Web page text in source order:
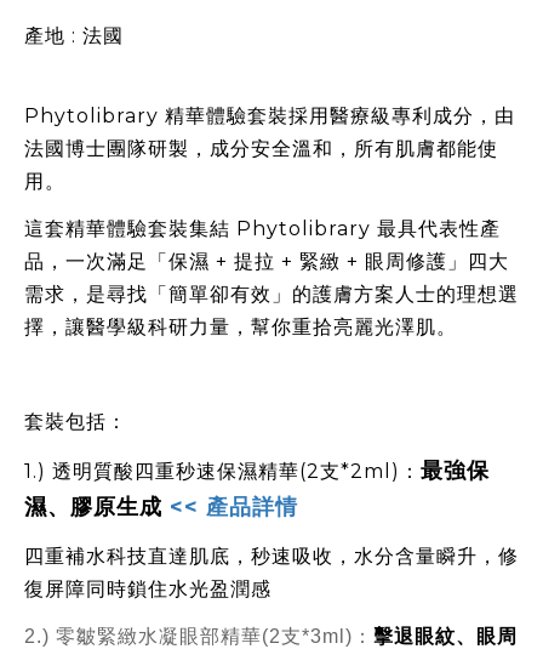
產地 : 法國
Phytolibrary 精華體驗套裝採用醫療級專利成分，由
法國博士團隊研製，成分安全溫和，所有肌膚都能使
用。
這套精華體驗套裝集結 Phytolibrary 最具代表性產
品，一次滿足「保濕 + 提拉 + 緊緻 + 眼周修護」四大
需求，是尋找「簡單卻有效」的護膚方案人士的理想選
擇，讓醫學級科研力量，幫你重拾亮麗光澤肌。
套裝包括：
1.) 透明質酸四重秒速保濕精華(2支*2ml)： 最強保
濕、膠原生成 << 產品詳情
四重補水科技直達肌底，秒速吸收，水分含量瞬升，修
復屏障同時鎖住水光盈潤感
2.) 零皺緊緻水凝眼部精華(2支*3ml)： 擊退眼紋、眼周